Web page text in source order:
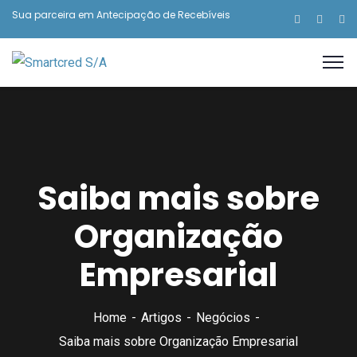
Sua parceira em Antecipação de Recebíveis
Saiba mais sobre
Organização
Empresarial
Home Artigos
Negócios
Saiba mais sobre Organização Empresarial